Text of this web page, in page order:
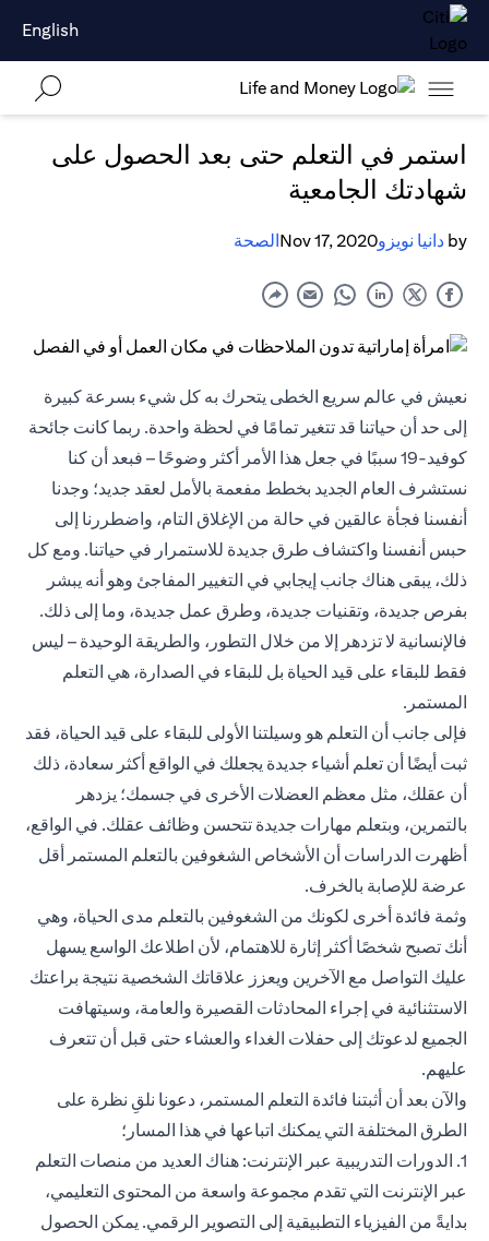
English
استمر في التعلم حتى بعد الحصول على
شهادتك الجامعية
by دانيا نويزوNov 17, 2020الصحة
نعيش في عالم سريع الخطى يتحرك به كل شيء بسرعة كبيرة
إلى حد أن حياتنا قد تتغير تمامًا في لحظة واحدة. ربما كانت جائحة
كوفيد-19 سببًا في جعل هذا الأمر أكثر وضوحًا – فبعد أن كنا
نستشرف العام الجديد بخطط مفعمة بالأمل لعقد جديد؛ وجدنا
أنفسنا فجأة عالقين في حالة من الإغلاق التام، واضطررنا إلى
حبس أنفسنا واكتشاف طرق جديدة للاستمرار في حياتنا. ومع كل
ذلك، يبقى هناك جانب إيجابي في التغيير المفاجئ وهو أنه يبشر
بفرص جديدة، وتقنيات جديدة، وطرق عمل جديدة، وما إلى ذلك.
فالإنسانية لا تزدهر إلا من خلال التطور، والطريقة الوحيدة – ليس
فقط للبقاء على قيد الحياة بل للبقاء في الصدارة، هي التعلم
المستمر.
فإلى جانب أن التعلم هو وسيلتنا الأولى للبقاء على قيد الحياة، فقد
ثبت أيضًا أن تعلم أشياء جديدة يجعلك في الواقع أكثر سعادة، ذلك
أن عقلك، مثل معظم العضلات الأخرى في جسمك؛ يزدهر
بالتمرين، وبتعلم مهارات جديدة تتحسن وظائف عقلك. في الواقع،
أظهرت الدراسات أن الأشخاص الشغوفين بالتعلم المستمر أقل
عرضة للإصابة بالخرف.
وثمة فائدة أخرى لكونك من الشغوفين بالتعلم مدى الحياة، وهي
أنك تصبح شخصًا أكثر إثارة للاهتمام، لأن اطلاعك الواسع يسهل
عليك التواصل مع الآخرين ويعزز علاقاتك الشخصية نتيجة براعتك
الاستثنائية في إجراء المحادثات القصيرة والعامة، وسيتهافت
الجميع لدعوتك إلى حفلات الغداء والعشاء حتى قبل أن تتعرف
عليهم.
والآن بعد أن أثبتنا فائدة التعلم المستمر، دعونا نلقِ نظرة على
الطرق المختلفة التي يمكنك اتباعها في هذا المسار؛
1. الدورات التدريبية عبر الإنترنت: هناك العديد من منصات التعلم
عبر الإنترنت التي تقدم مجموعة واسعة من المحتوى التعليمي،
بدايةً من الفيزياء التطبيقية إلى التصوير الرقمي. يمكن الحصول